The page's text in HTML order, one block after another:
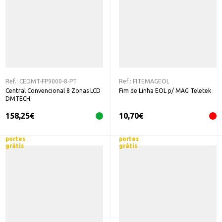
Ref.: CEDMT-FP9000-8-PT
Central Convencional 8 Zonas LCD
DMTECH
158,25€
Ref.: FITEMAGEOL
Fim de Linha EOL p/ MAG Teletek
10,70€
portes
grátis
portes
grátis